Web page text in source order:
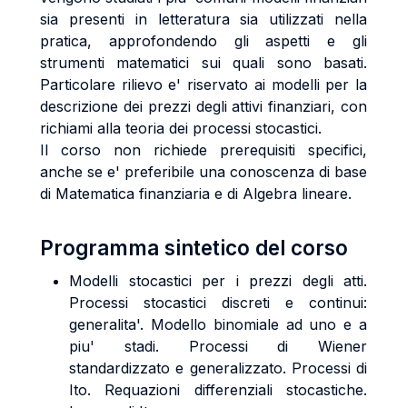
sia presenti in letteratura sia utilizzati nella
pratica, approfondendo gli aspetti e gli
strumenti matematici sui quali sono basati.
Particolare rilievo e' riservato ai modelli per la
descrizione dei prezzi degli attivi finanziari, con
richiami alla teoria dei processi stocastici.
Il corso non richiede prerequisiti specifici,
anche se e' preferibile una conoscenza di base
di Matematica finanziaria e di Algebra lineare.
Programma sintetico del corso
Modelli stocastici per i prezzi degli atti.
Processi stocastici discreti e continui:
generalita'. Modello binomiale ad uno e a
piu' stadi. Processi di Wiener
standardizzato e generalizzato. Processi di
Ito. Requazioni differenziali stocastiche.